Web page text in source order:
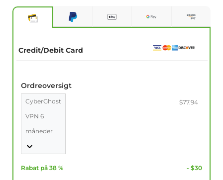
Credit/Debit Card
Ordreoversigt
CyberGhost
VPN 6
måneder
$77.94
Rabat på 38 % - $30